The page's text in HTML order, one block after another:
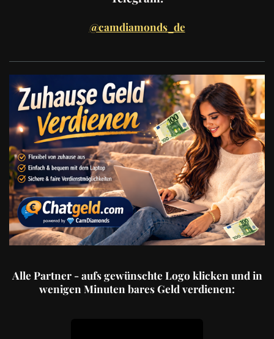
@camdiamonds_de
Alle Partner - aufs gewünschte Logo klicken und in
wenigen Minuten bares Geld verdienen: